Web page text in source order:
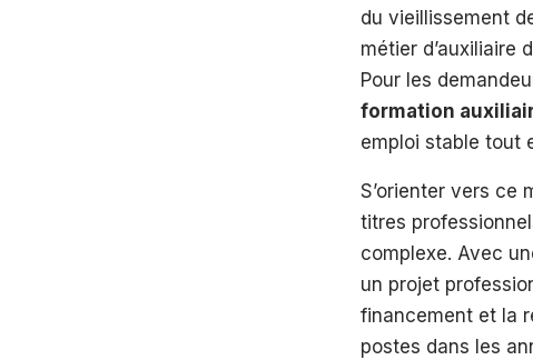
du vieillissement
métier d’auxiliaire
Pour les
formation
emploi stable tout
S’orienter vers ce
titres
complexe. Avec
un projet
financement et la
postes dans les